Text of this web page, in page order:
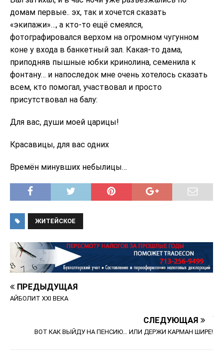
домам первые.. эх, так и хочется сказать
«экипажи»…, а кто-то ещё смеялся,
фотографировался верхом на огромном чугунном
коне у входа в банкетный зал. Какая-то дама,
приподняв пышные юбки кринолина, семенила к
фонтану… и напоследок мне очень хотелось сказать
всем, кто помогал, участвовал и просто
присутствовал на балу:
Для вас, души моей царицы!
Красавицы, для вас одних
Времён минувших небылицы…
ЖИТЕЙСКОЕ
ПРЕДЫДУЩАЯ
АЙБОЛИТ XXI ВЕКА
СЛЕДУЮЩАЯ
ВОТ КАК ВЫЙДУ НА ПЕНСИЮ… ИЛИ ДЕРЖИ КАРМАН ШИРЕ!